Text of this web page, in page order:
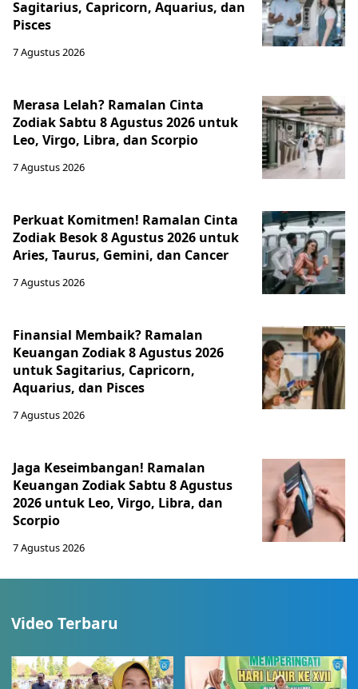
Sagitarius, Capricorn, Aquarius, dan
Pisces
7 Agustus 2026
Merasa Lelah? Ramalan Cinta
Zodiak Sabtu 8 Agustus 2026 untuk
Leo, Virgo, Libra, dan Scorpio
7 Agustus 2026
Perkuat Komitmen! Ramalan Cinta
Zodiak Besok 8 Agustus 2026 untuk
Aries, Taurus, Gemini, dan Cancer
7 Agustus 2026
Finansial Membaik? Ramalan
Keuangan Zodiak 8 Agustus 2026
untuk Sagitarius, Capricorn,
Aquarius, dan Pisces
7 Agustus 2026
Jaga Keseimbangan! Ramalan
Keuangan Zodiak Sabtu 8 Agustus
2026 untuk Leo, Virgo, Libra, dan
Scorpio
7 Agustus 2026
Video Terbaru